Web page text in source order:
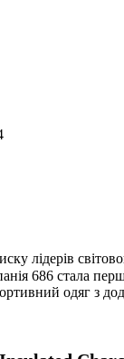
лідерів
686 стала
одяг з